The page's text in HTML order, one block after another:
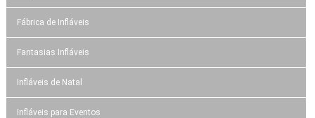
Fábrica de Infláveis
Fantasias Infláveis
Infláveis de Natal
Infláveis para Eventos